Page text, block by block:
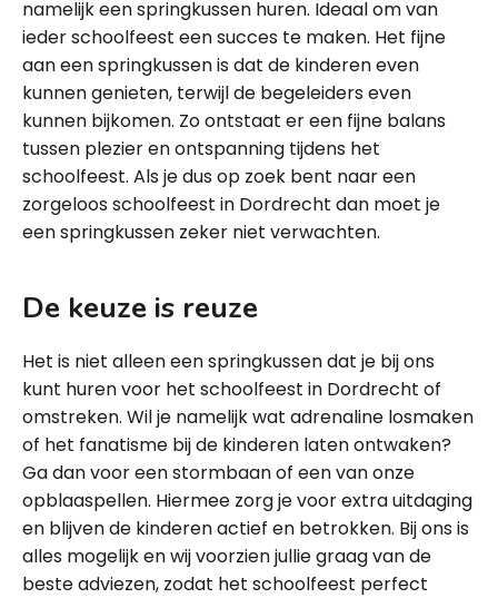
namelijk een springkussen huren. Ideaal om van
ieder schoolfeest een succes te maken. Het fijne
aan een springkussen is dat de kinderen even
kunnen genieten, terwijl de begeleiders even
kunnen bijkomen. Zo ontstaat er een fijne balans
tussen plezier en ontspanning tijdens het
schoolfeest. Als je dus op zoek bent naar een
zorgeloos schoolfeest in Dordrecht dan moet je
een springkussen zeker niet verwachten.
De keuze is reuze
Het is niet alleen een springkussen dat je bij ons
kunt huren voor het schoolfeest in Dordrecht of
omstreken. Wil je namelijk wat adrenaline losmaken
of het fanatisme bij de kinderen laten ontwaken?
Ga dan voor een stormbaan of een van onze
opblaaspellen. Hiermee zorg je voor extra uitdaging
en blijven de kinderen actief en betrokken. Bij ons is
alles mogelijk en wij voorzien jullie graag van de
beste adviezen, zodat het schoolfeest perfect